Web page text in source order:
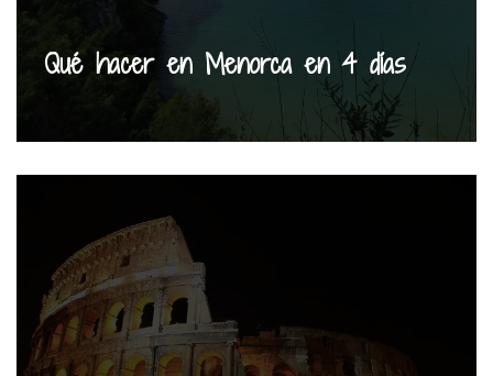
Qué hacer en Menorca en 4 días